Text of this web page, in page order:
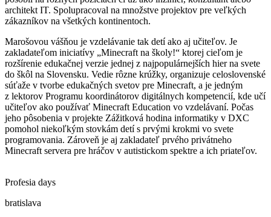
architekt IT. Spolupracoval na množstve projektov pre veľkých
zákazníkov na všetkých kontinentoch.
Marošovou vášňou je vzdelávanie tak detí ako aj učiteľov. Je
zakladateľom iniciatívy „Minecraft na školy!“ ktorej cieľom je
rozšírenie edukačnej verzie jednej z najpopulárnejších hier na svete
do škôl na Slovensku. Vedie rôzne krúžky, organizuje celoslovenské
súťaže v tvorbe edukačných svetov pre Minecraft, a je jedným
z lektorov Programu koordinátorov digitálnych kompetencií, kde učí
učiteľov ako používať Minecraft Education vo vzdelávaní. Počas
jeho pôsobenia v projekte Zážitková hodina informatiky v DXC
pomohol niekoľkým stovkám detí s prvými krokmi vo svete
programovania. Zároveň je aj zakladateľ prvého privátneho
Minecraft servera pre hráčov v autistickom spektre a ich priateľov.
Profesia days
bratislava